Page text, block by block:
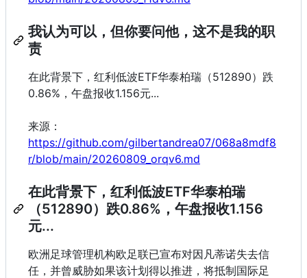
我认为可以，但你要问他，这不是我的职
责
在此背景下，红利低波ETF华泰柏瑞（512890）跌
0.86%，午盘报收1.156元...
来源：
https://github.com/gilbertandrea07/068a8mdf8
r/blob/main/20260809_orqv6.md
在此背景下，红利低波ETF华泰柏瑞
（512890）跌0.86%，午盘报收1.156
元...
欧洲足球管理机构欧足联已宣布对因凡蒂诺失去信
任，并曾威胁如果该计划得以推进，将抵制国际足